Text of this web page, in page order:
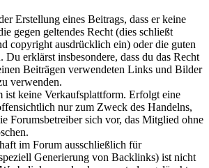
Erstellung eines Beitrags, dass er keine
gegen geltendes Recht (dies schließt
copyright ausdrücklich ein) oder die guten
Du erklärst insbesondere, dass du das Recht
Beiträgen verwendeten Links und Bilder
verwenden.
ist keine Verkaufsplattform. Erfolgt eine
nur zum Zweck des Handelns,
Forumsbetreiber sich vor, das Mitglied ohne
im Forum ausschließlich für
Generierung von Backlinks) ist nicht